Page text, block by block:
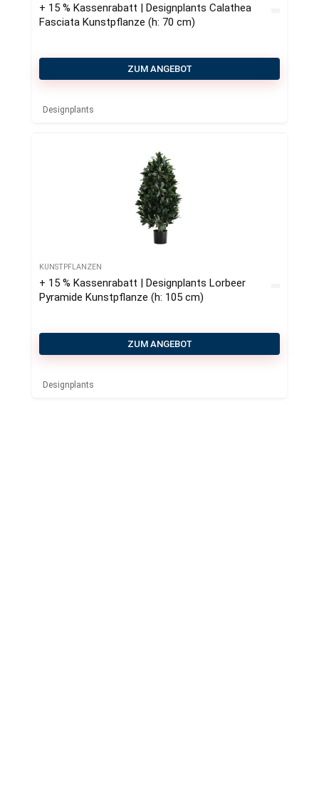
+ 15 % Kassenrabatt | Designplants Calathea
Fasciata Kunstpflanze (h: 70 cm)
ZUM ANGEBOT
Designplants
KUNSTPFLANZEN
+ 15 % Kassenrabatt | Designplants Lorbeer
Pyramide Kunstpflanze (h: 105 cm)
ZUM ANGEBOT
Designplants